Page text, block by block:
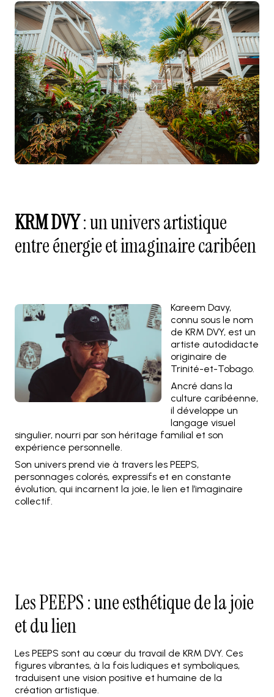
KRM DVY: un univers artistique
entre énergie et imaginaire caribéen
Kareem Davy,
connu sous le nom
de KRM DVY, est un
artiste autodidacte
originaire de
Trinité-et-Tobago.
Ancré dans la
culture caribéenne,
il développe un
langage visuel
singulier, nourri par son héritage familial et son
expérience personnelle.
Son univers prend vie à travers les PEEPS,
personnages colorés, expressifs et en constante
évolution, qui incarnent la joie, le lien et l’imaginaire
collectif.
Les PEEPS : une esthétique de la joie
et du lien
Les PEEPS sont au cœur du travail de KRM DVY. Ces
figures vibrantes, à la fois ludiques et symboliques,
traduisent une vision positive et humaine de la
création artistique.